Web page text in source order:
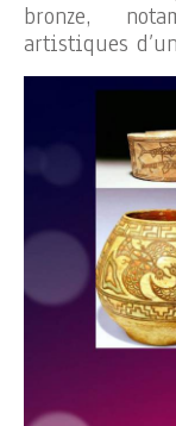
bronze,
artistiques